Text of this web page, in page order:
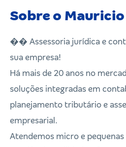
Sobre o
�� Assessoria jurídica e
sua empresa!
Há mais de 20 anos no
soluções integradas em
planejamento tributário e
empresarial.
Atendemos micro e